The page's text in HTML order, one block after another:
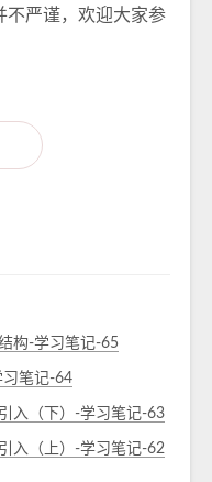
不严谨，欢迎大家参
构-学习笔记-65
习笔记-64
入（下）-学习笔记-63
入（上）-学习笔记-62